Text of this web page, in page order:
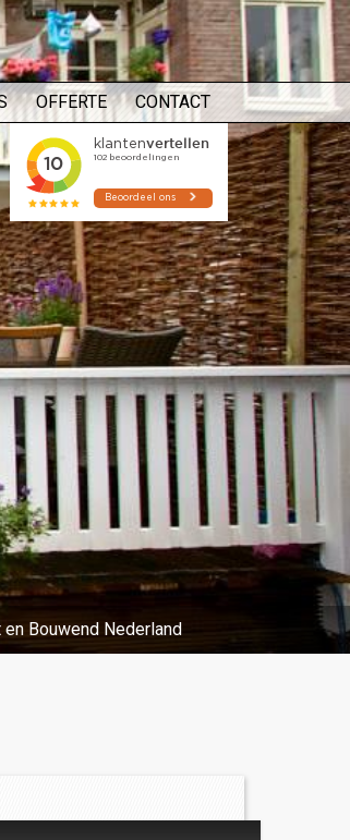
OFFERTE CONTACT
Bouwend Nederland